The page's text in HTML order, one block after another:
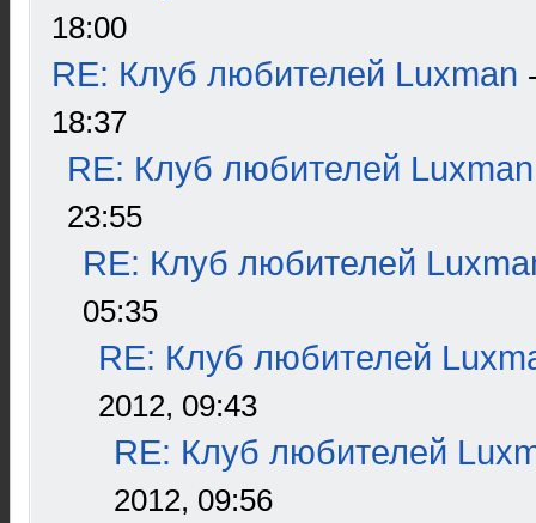
18:00
RE: Клуб любителей Luxman
18:37
RE: Клуб любителей Luxman
23:55
RE: Клуб любителей
05:35
RE: Клуб любителей
2012, 09:43
RE: Клуб любителей
2012, 09:56